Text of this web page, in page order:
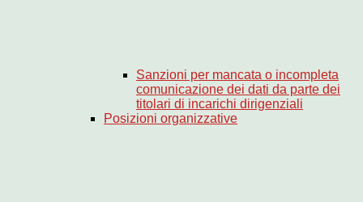
Sanzioni per mancata o incompleta
comunicazione dei dati da parte dei
titolari di incarichi dirigenziali
Posizioni organizzative